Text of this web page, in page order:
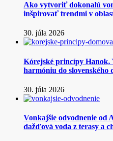
Ako vytvoriť dokonalú
inšpirovať trendmi v
30. júla 2026
Kórejské princípy Hanok,
harmóniu do slovenského
30. júla 2026
Vonkajšie odvodnenie od
dažďová voda z terasy a